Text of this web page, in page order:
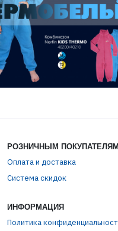
РОЗНИЧНЫМ
Оплата и доставка
Система скидок
ИНФОРМАЦИЯ
Политика